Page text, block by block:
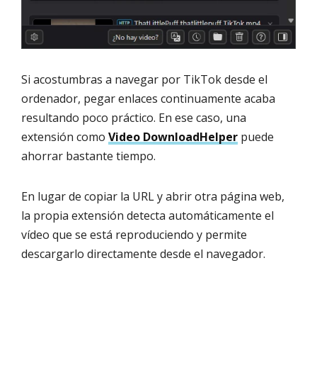
Si acostumbras a navegar por TikTok desde el
ordenador, pegar enlaces continuamente acaba
resultando poco práctico. En ese caso, una
extensión como Video DownloadHelper puede
ahorrar bastante tiempo.
En lugar de copiar la URL y abrir otra página web,
la propia extensión detecta automáticamente el
vídeo que se está reproduciendo y permite
descargarlo directamente desde el navegador.